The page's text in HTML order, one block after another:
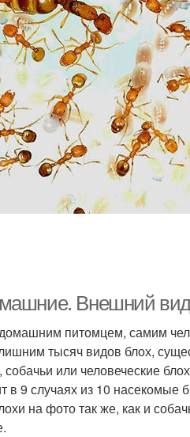
Внешний
питомцем, самим
тысяч видов блох,
или человеческие
в 9 случаях из 10
на фото так же, как и